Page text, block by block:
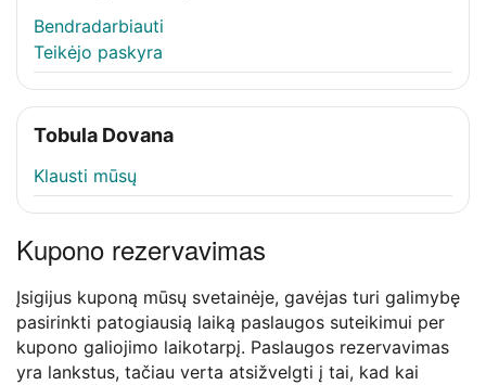
Bendradarbiauti
Teikėjo paskyra
Tobula Dovana
Klausti mūsų
Kupono rezervavimas
Įsigijus kuponą mūsų svetainėje, gavėjas turi galimybę
pasirinkti patogiausią laiką paslaugos suteikimui per
kupono galiojimo laikotarpį. Paslaugos rezervavimas
yra lankstus, tačiau verta atsižvelgti į tai, kad kai